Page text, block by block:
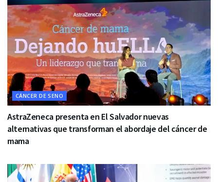
CÁNCER DE SENO
AstraZeneca presenta en El Salvador nuevas
alternativas que transforman el abordaje del cáncer de
mama